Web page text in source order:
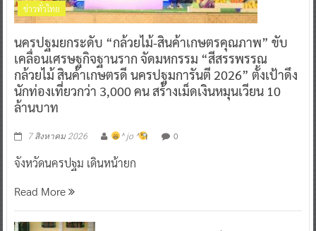
ข่าวทั่วไทย
นครปฐมยกระดับ “กล้วยไม้-สินค้าเกษตรคุณภาพ” ขับ
เคลื่อนเศรษฐกิจฐานราก จัดมหกรรม “สีสรรพรรณ
กล้วยไม้ สินค้าเกษตรดี นครปฐมการันตี 2026” ตั้งเป้าดึง
นักท่องเที่ยวกว่า 3,000 คน สร้างเม็ดเงินหมุนเวียน 10
ล้านบาท
7 สิงหาคม 2026 ^ jo ^ 0
จังหวัดนครปฐม เดินหน้ายก
Read More